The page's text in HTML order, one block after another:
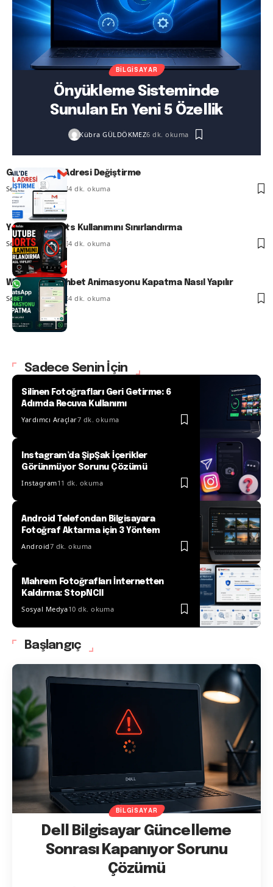
BILGISAYAR
Önyükleme Sisteminde
Sunulan En Yeni 5 Özellik
Kübra GÜLDÖKMEZ6 dk. okuma
Gmail’de Mail Adresi Değiştirme
Senanur FINDIKÇI4 dk. okuma
YouTube Shorts Kullanımını Sınırlandırma
Senanur FINDIKÇI4 dk. okuma
WhatsApp Sohbet Animasyonu Kapatma Nasıl Yapılır
Senanur FINDIKÇI4 dk. okuma
Sadece Senin İçin
Silinen Fotoğrafları Geri Getirme: 6
Adımda Recuva Kullanımı
Yardımcı Araçlar7 dk. okuma
Instagram’da ŞipŞak İçerikler
Görünmüyor Sorunu Çözümü
Instagram11 dk. okuma
Android Telefondan Bilgisayara
Fotoğraf Aktarma için 3 Yöntem
Android7 dk. okuma
Mahrem Fotoğrafları İnternetten
Kaldırma: StopNCII
Sosyal Medya10 dk. okuma
Başlangıç
BILGISAYAR
Dell Bilgisayar Güncelleme
Sonrası Kapanıyor Sorunu
Çözümü